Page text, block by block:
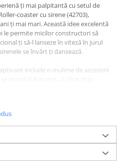
ţi mai palpitantă cu setul de
coaster cu sirene (42703),
ţi mai mari. Această idee excelentă
le permite micilor constructori să
ţi să-l lanseze în viteză în jurul
se învârt ţi dansează.
include o mulime de accesorii
relaxare sau entuziasm, ţi 2
cu păr opalescent.
pot descoperi nenumărate
cu acest set de construcie cu roller-
la fiecare pas, cum ar fi o
fotografii ţi multe altele.
ce construcie intuitivă cu